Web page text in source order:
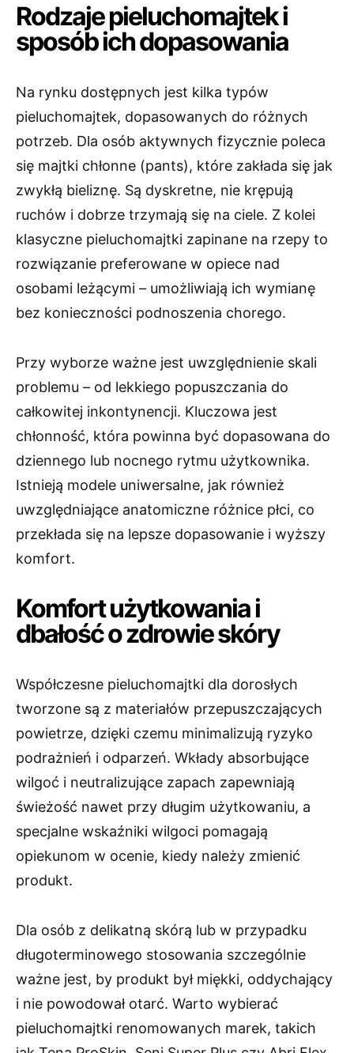
Rodzaje pieluchomajtek i
sposób ich dopasowania
Na rynku dostępnych jest kilka typów
pieluchomajtek, dopasowanych do różnych
potrzeb. Dla osób aktywnych fizycznie poleca
się majtki chłonne (pants), które zakłada się jak
zwykłą bieliznę. Są dyskretne, nie krępują
ruchów i dobrze trzymają się na ciele. Z kolei
klasyczne pieluchomajtki zapinane na rzepy to
rozwiązanie preferowane w opiece nad
osobami leżącymi – umożliwiają ich wymianę
bez konieczności podnoszenia chorego.
Przy wyborze ważne jest uwzględnienie skali
problemu – od lekkiego popuszczania do
całkowitej inkontynencji. Kluczowa jest
chłonność, która powinna być dopasowana do
dziennego lub nocnego rytmu użytkownika.
Istnieją modele uniwersalne, jak również
uwzględniające anatomiczne różnice płci, co
przekłada się na lepsze dopasowanie i wyższy
komfort.
Komfort użytkowania i
dbałość o zdrowie skóry
Współczesne pieluchomajtki dla dorosłych
tworzone są z materiałów przepuszczających
powietrze, dzięki czemu minimalizują ryzyko
podrażnień i odparzeń. Wkłady absorbujące
wilgoć i neutralizujące zapach zapewniają
świeżość nawet przy długim użytkowaniu, a
specjalne wskaźniki wilgoci pomagają
opiekunom w ocenie, kiedy należy zmienić
produkt.
Dla osób z delikatną skórą lub w przypadku
długoterminowego stosowania szczególnie
ważne jest, by produkt był miękki, oddychający
i nie powodował otarć. Warto wybierać
pieluchomajtki renomowanych marek, takich